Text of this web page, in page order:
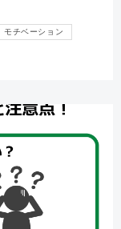
モチベーション